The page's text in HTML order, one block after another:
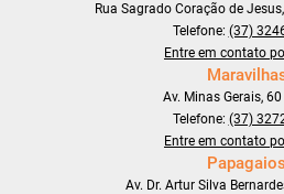
Rua Sagrado Coração de
Telefone: (37)
Entre em contato
Av. Minas Gerais,
Telefone: (37)
Entre em contato
Papagaios
Av. Dr. Artur Silva